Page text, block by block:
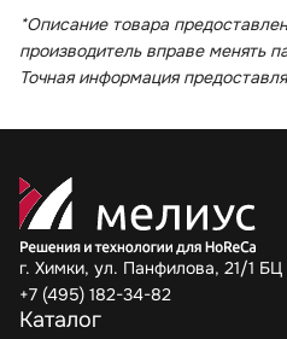
*Описание товара
производитель вправе менять
Точная информация
г. Химки, ул. Панфилова, 21/1 БЦ
+7 (495) 182-34-82
Каталог